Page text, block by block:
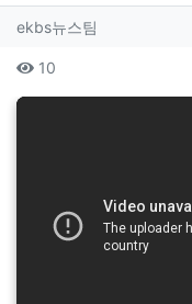
작성자 정보
ekbs뉴스팀
컨텐츠 정보
10
본문